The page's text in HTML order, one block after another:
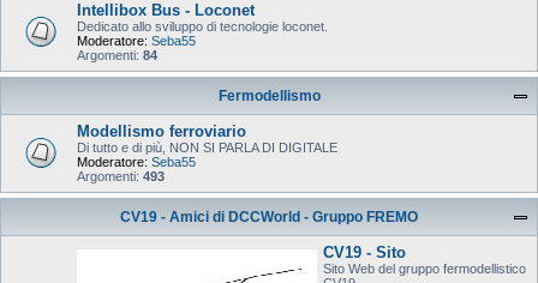
Intellibox Bus - Loconet
Dedicato allo sviluppo di tecnologie loconet.
Moderatore: Seba55
Argomenti: 84
Fermodellismo
Modellismo ferroviario
Di tutto e di più, NON SI PARLA DI DIGITALE
Moderatore: Seba55
Argomenti: 493
CV19 - Amici di DCCWorld - Gruppo FREMO
CV19 - Sito
Sito Web del gruppo fermodellistico